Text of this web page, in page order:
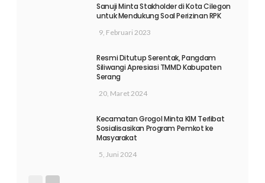
Sanuji Minta Stakholder di Kota Cilegon
untuk Mendukung Soal Perizinan RPK
9, Februari 2023
Resmi Ditutup Serentak, Pangdam
Siliwangi Apresiasi TMMD Kabupaten
Serang
20, Maret 2024
Kecamatan Grogol Minta KIM Terlibat
Sosialisasikan Program Pemkot ke
Masyarakat
5, Juni 2024